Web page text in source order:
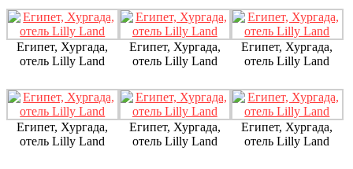
Египет, Хургада,
отель Lilly Land
Египет, Хургада,
отель Lilly Land
Египет, Хургада,
отель Lilly Land
Египет, Хургада,
отель Lilly Land
Египет, Хургада,
отель Lilly Land
Египет, Хургада,
отель Lilly Land